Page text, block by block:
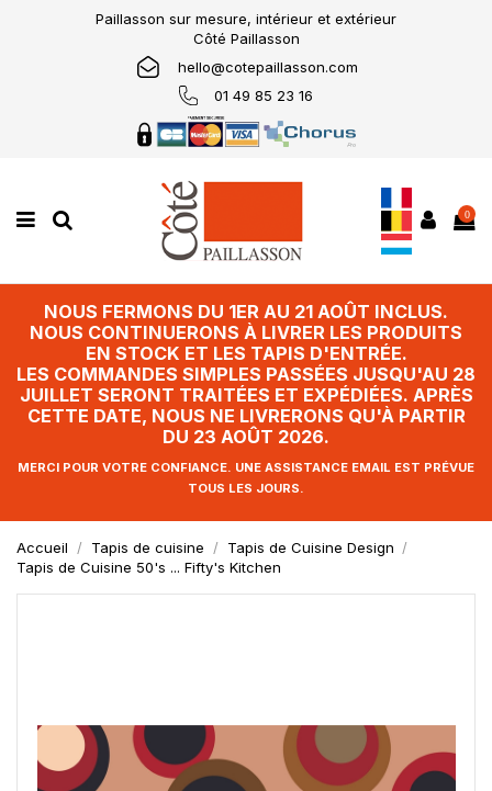
Paillasson sur mesure, intérieur et extérieur
Côté Paillasson
hello@cotepaillasson.com
01 49 85 23 16
0
NOUS FERMONS DU 1ER AU 21 AOÛT INCLUS.
NOUS CONTINUERONS À LIVRER LES PRODUITS
EN STOCK ET LES TAPIS D'ENTRÉE.
LES COMMANDES SIMPLES PASSÉES JUSQU'AU 28
JUILLET SERONT TRAITÉES ET EXPÉDIÉES. APRÈS
CETTE DATE, NOUS NE LIVRERONS QU'À PARTIR
DU 23 AOÛT 2026.
MERCI POUR VOTRE CONFIANCE. UNE ASSISTANCE EMAIL EST PRÉVUE
TOUS LES JOURS.
Accueil Tapis de cuisine
Tapis de Cuisine Design
Tapis de Cuisine 50's ... Fifty's Kitchen